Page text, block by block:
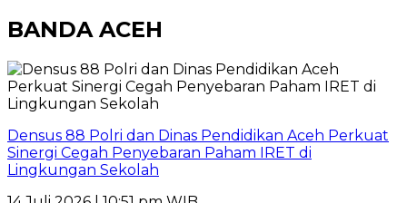
BANDA ACEH
Densus 88 Polri dan Dinas Pendidikan Aceh Perkuat
Sinergi Cegah Penyebaran Paham IRET di
Lingkungan Sekolah